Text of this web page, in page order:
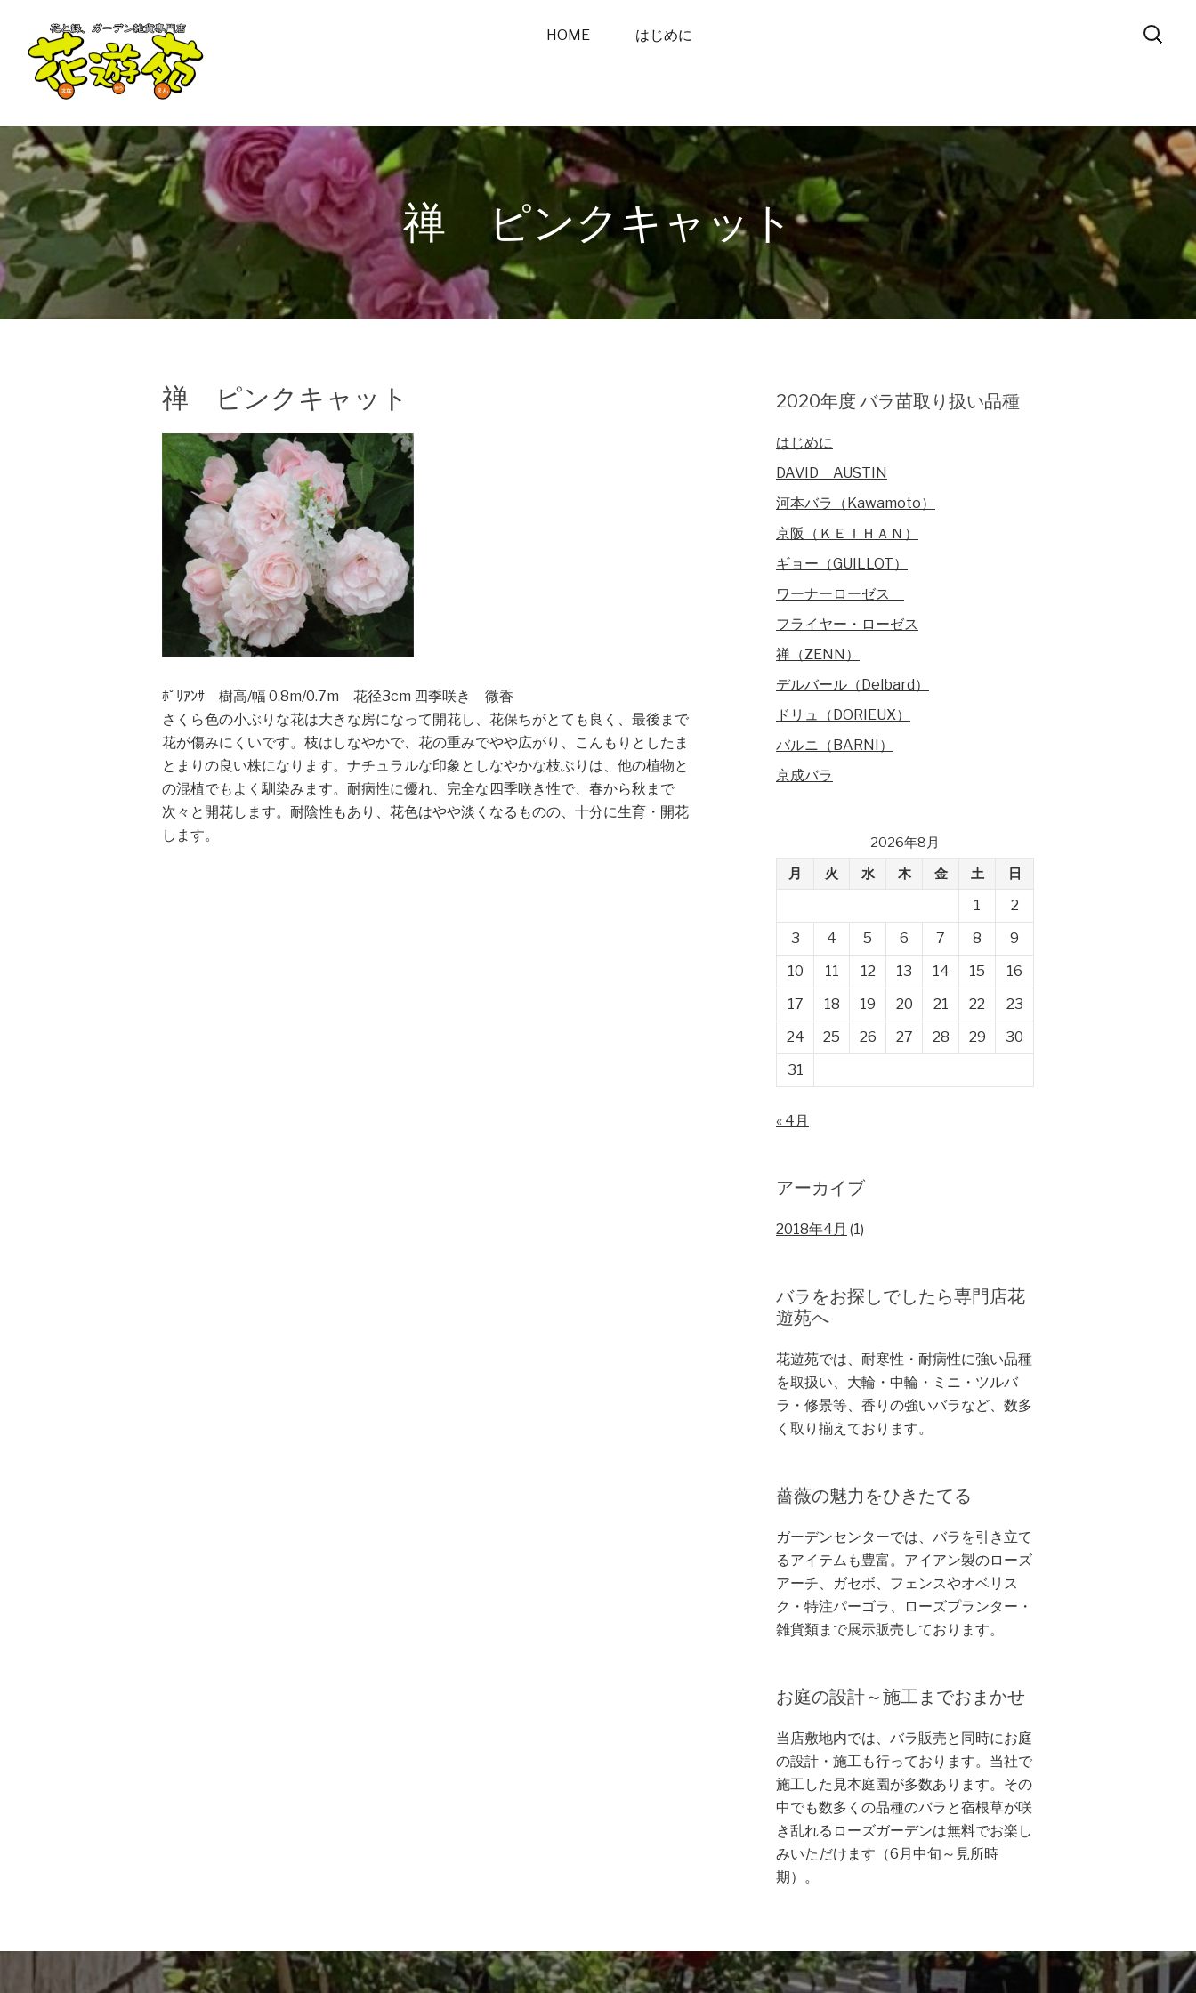
HOME はじめに
禅 ピンクキャット
禅 ピンクキャット
ﾎﾟﾘｱﾝｻ 樹高/幅 0.8m/0.7m 花径3cm 四季咲き 微香
さくら色の小ぶりな花は大きな房になって開花し、花保ちがとても良く、最後まで
花が傷みにくいです。枝はしなやかで、花の重みでやや広がり、こんもりとしたま
とまりの良い株になります。ナチュラルな印象としなやかな枝ぶりは、他の植物と
の混植でもよく馴染みます。耐病性に優れ、完全な四季咲き性で、春から秋まで
次々と開花します。耐陰性もあり、花色はやや淡くなるものの、十分に生育・開花
します。
2020年度 バラ苗取り扱い品種
はじめに
DAVID AUSTIN
河本バラ（Kawamoto）
京阪（ＫＥＩＨＡＮ）
ギョー（GUILLOT）
ワーナーローゼス
フライヤー・ローゼス
禅（ZENN）
デルバール（Delbard）
ドリュ（DORIEUX）
バルニ（BARNI）
京成バラ
2026年8月
月
火 水 木 金 土 日
1
2
3
4 5 6 7 8
9
10
11 12 13 14 15
16
17
18 19 20 21 22
23
24
25 26 27 28 29
30
31
« 4月
アーカイブ
2018年4月 (1)
バラをお探しでしたら専門店花
遊苑へ
花遊苑では、耐寒性・耐病性に強い品種
を取扱い、大輪・中輪・ミニ・ツルバ
ラ・修景等、香りの強いバラなど、数多
く取り揃えております。
薔薇の魅力をひきたてる
ガーデンセンターでは、バラを引き立て
るアイテムも豊富。アイアン製のローズ
アーチ、ガセボ、フェンスやオベリス
ク・特注パーゴラ、ローズプランター・
雑貨類まで展示販売しております。
お庭の設計～施工までおまかせ
当店敷地内では、バラ販売と同時にお庭
の設計・施工も行っております。当社で
施工した見本庭園が多数あります。その
中でも数多くの品種のバラと宿根草が咲
き乱れるローズガーデンは無料でお楽し
みいただけます（6月中旬～見所時
期）。